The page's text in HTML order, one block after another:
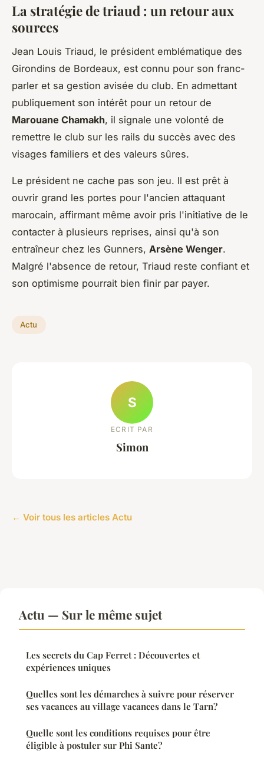
La stratégie de triaud : un retour aux
sources
Jean Louis Triaud, le président emblématique des
Girondins de Bordeaux, est connu pour son franc-
parler et sa gestion avisée du club. En admettant
publiquement son intérêt pour un retour de
Marouane Chamakh, il signale une volonté de
remettre le club sur les rails du succès avec des
visages familiers et des valeurs sûres.
Le président ne cache pas son jeu. Il est prêt à
ouvrir grand les portes pour l'ancien attaquant
marocain, affirmant même avoir pris l'initiative de le
contacter à plusieurs reprises, ainsi qu'à son
entraîneur chez les Gunners, Arsène Wenger.
Malgré l'absence de retour, Triaud reste confiant et
son optimisme pourrait bien finir par payer.
Actu
S
ECRIT PAR
Simon
← Voir tous les articles Actu
Actu — Sur le même sujet
Les secrets du Cap Ferret : Découvertes et
expériences uniques
Quelles sont les démarches à suivre pour réserver
ses vacances au village vacances dans le Tarn?
Quelle sont les conditions requises pour être
éligible à postuler sur Phi Sante?